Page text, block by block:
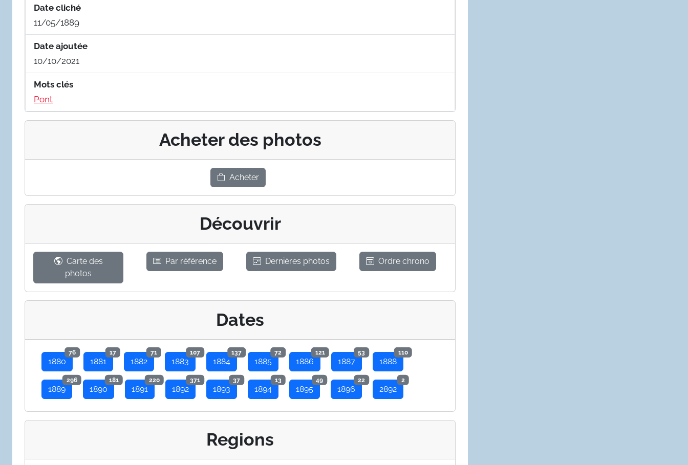
Date cliché
11/05/1889
Date ajoutée
10/10/2021
Mots clés
Pont
Acheter des photos
Acheter
Découvrir
Carte des
photos
Par référence Dernières photos Ordre chrono
Dates
1880
76
1881
17
1882
71
1883
107
1884
137
1885
72
1886
121
1887
53
1888
110
1889
296
1890
181
1891
220
1892
371
1893
37
1894
13
1895
49
1896
22
2892
2
Regions